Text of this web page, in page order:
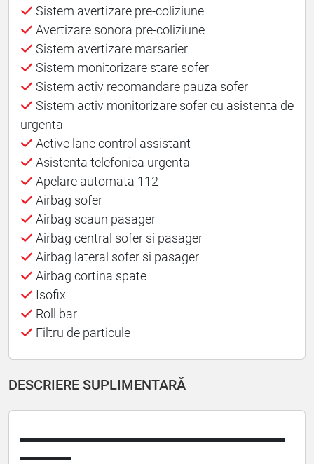
Sistem avertizare pre-coliziune
Avertizare sonora pre-coliziune
Sistem avertizare marsarier
Sistem monitorizare stare sofer
Sistem activ recomandare pauza sofer
Sistem activ monitorizare sofer cu asistenta de
urgenta
Active lane control assistant
Asistenta telefonica urgenta
Apelare automata 112
Airbag sofer
Airbag scaun pasager
Airbag central sofer si pasager
Airbag lateral sofer si pasager
Airbag cortina spate
Isofix
Roll bar
Filtru de particule
DESCRIERE SUPLIMENTARĂ
▬▬▬▬▬▬▬▬▬▬▬▬▬▬▬▬▬▬▬▬▬
▬▬▬▬